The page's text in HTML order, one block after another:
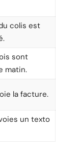
colis est
sont
matin.
la facture.
un texto